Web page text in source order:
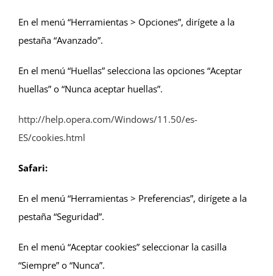
En el menú “Herramientas > Opciones”, dirígete a la
pestaña “Avanzado”.
En el menú “Huellas” selecciona las opciones “Aceptar
huellas” o “Nunca aceptar huellas”.
http://help.opera.com/Windows/11.50/es-
ES/cookies.html
Safari:
En el menú “Herramientas > Preferencias”, dirígete a la
pestaña “Seguridad”.
En el menú “Aceptar cookies” seleccionar la casilla
“Siempre” o “Nunca”.